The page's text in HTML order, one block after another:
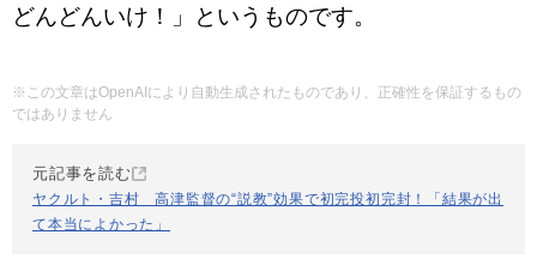
どんどんいけ！」というものです。
※この文章はOpenAIにより自動生成されたものであり、正確性を保証するもの
ではありません
元記事を読む
ヤクルト・吉村 高津監督の“説教”効果で初完投初完封！「結果が出
て本当によかった」